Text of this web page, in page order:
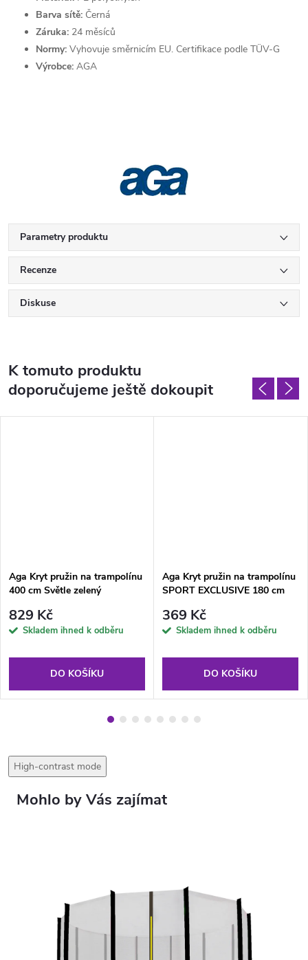
Barva sítě: Černá
Záruka: 24 měsíců
Normy: Vyhovuje směrnicím EU. Certifikace podle TÜV-G
Výrobce: AGA
Parametry produktu
Recenze
Diskuse
K tomuto produktu
doporučujeme ještě dokoupit
Aga Kryt pružin na trampolínu
400 cm Světle zelený
829 Kč
Skladem ihned k odběru
DO KOŠÍKU
Aga Kryt pružin na trampolínu
SPORT EXCLUSIVE 180 cm
369 Kč
Skladem ihned k odběru
DO KOŠÍKU
High-contrast mode